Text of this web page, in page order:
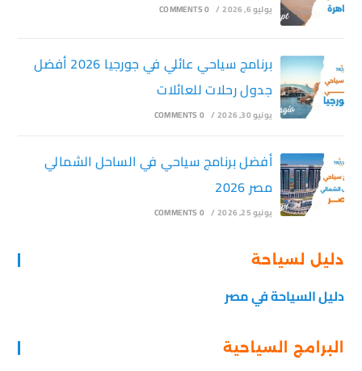
يوليو 6, 2026 /
0 COMMENTS
برنامج سياحي عائلي في جورجيا 2026 أفضل
جدول رحلات للعائلات
يونيو 30, 2026 /
0 COMMENTS
أفضل برنامج سياحي في الساحل الشمالي
مصر 2026
يونيو 25, 2026 /
0 COMMENTS
دليل لسياحة
دليل السياحة في مصر
البرامج السياحية